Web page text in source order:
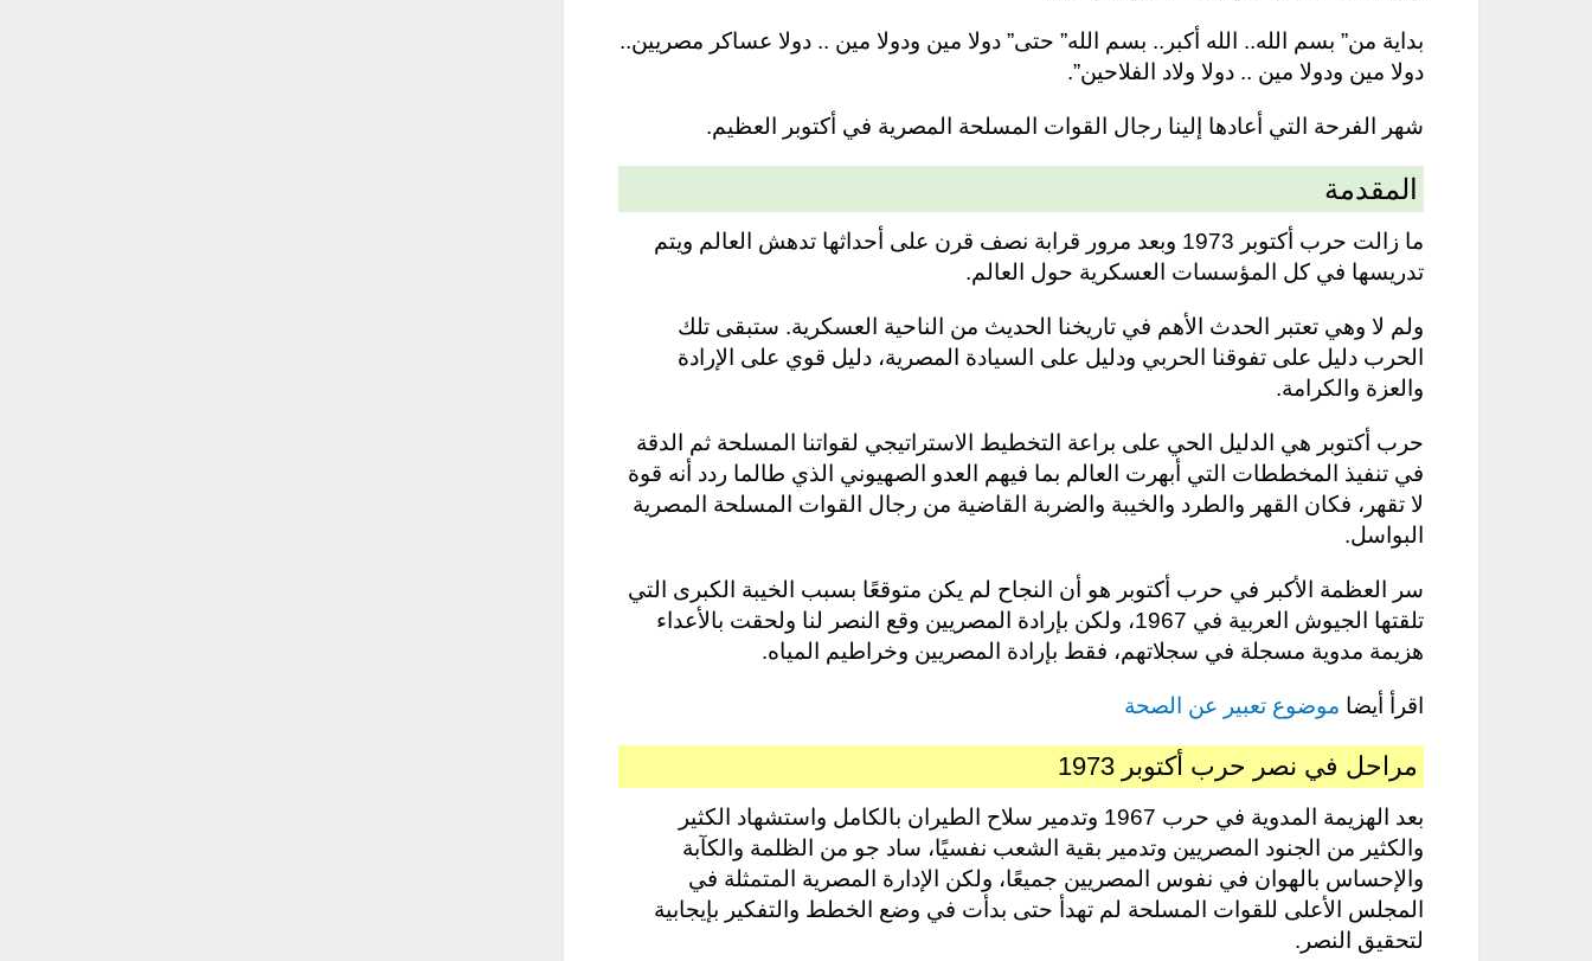
بداية من” بسم الله.. الله أكبر.. بسم الله” حتى” دولا مين ودولا مين .. دولا عساكر مصريين..
دولا مين ودولا مين .. دولا ولاد الفلاحين”.
شهر الفرحة التي أعادها إلينا رجال القوات المسلحة المصرية في أكتوبر العظيم.
المقدمة
ما زالت حرب أكتوبر 1973 وبعد مرور قرابة نصف قرن على أحداثها تدهش العالم ويتم
تدريسها في كل المؤسسات العسكرية حول العالم.
ولم لا وهي تعتبر الحدث الأهم في تاريخنا الحديث من الناحية العسكرية. ستبقى تلك
الحرب دليل على تفوقنا الحربي ودليل على السيادة المصرية، دليل قوي على الإرادة
والعزة والكرامة.
حرب أكتوبر هي الدليل الحي على براعة التخطيط الاستراتيجي لقواتنا المسلحة ثم الدقة
في تنفيذ المخططات التي أبهرت العالم بما فيهم العدو الصهيوني الذي طالما ردد أنه قوة
لا تقهر، فكان القهر والطرد والخيبة والضربة القاضية من رجال القوات المسلحة المصرية
البواسل.
سر العظمة الأكبر في حرب أكتوبر هو أن النجاح لم يكن متوقعًا بسبب الخيبة الكبرى التي
تلقتها الجيوش العربية في 1967، ولكن بإرادة المصريين وقع النصر لنا ولحقت بالأعداء
هزيمة مدوية مسجلة في سجلاتهم، فقط بإرادة المصريين وخراطيم المياه.
اقرأ أيضا موضوع تعبير عن الصحة
مراحل في نصر حرب أكتوبر 1973
بعد الهزيمة المدوية في حرب 1967 وتدمير سلاح الطيران بالكامل واستشهاد الكثير
والكثير من الجنود المصريين وتدمير بقية الشعب نفسيًا، ساد جو من الظلمة والكآبة
والإحساس بالهوان في نفوس المصريين جميعًا، ولكن الإدارة المصرية المتمثلة في
المجلس الأعلى للقوات المسلحة لم تهدأ حتى بدأت في وضع الخطط والتفكير بإيجابية
لتحقيق النصر.